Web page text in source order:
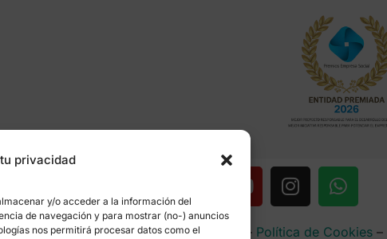
privacidad
y/o acceder a la información del
de navegación y para mostrar (no-) anuncios
nos permitirá procesar datos como el
–Portal de transparencia–Aviso Legal – Política de Cookies–